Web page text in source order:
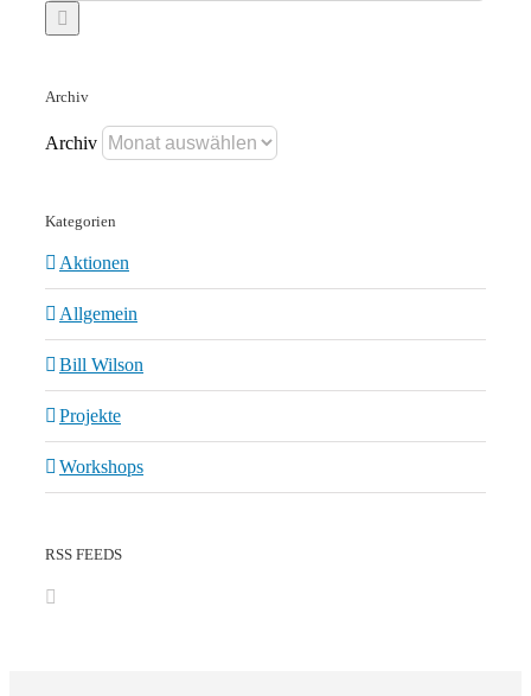
Archiv
Archiv
Kategorien
Aktionen
Allgemein
Bill Wilson
Projekte
Workshops
RSS FEEDS